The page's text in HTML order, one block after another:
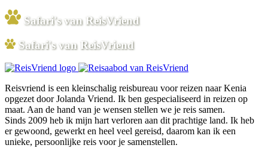
Safari's van ReisVriend
Safari's van ReisVriend
Reisvriend is een kleinschalig reisbureau voor reizen naar Kenia
opgezet door Jolanda Vriend. Ik ben gespecialiseerd in reizen op
maat. Aan de hand van je wensen stellen we je reis samen.
Sinds 2009 heb ik mijn hart verloren aan dit prachtige land. Ik heb
er gewoond, gewerkt en heel veel gereisd, daarom kan ik een
unieke, persoonlijke reis voor je samenstellen.